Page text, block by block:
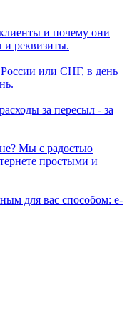
и почему они
реквизиты.
или СНГ, в день
за пересыл - за
Мы с радостью
простыми и
для вас способом: e-